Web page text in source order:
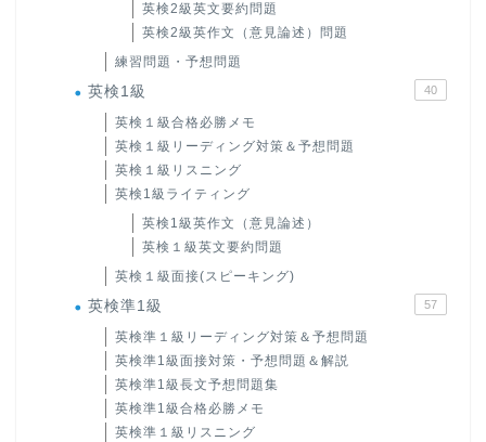
英検2級英文要約問題
英検2級英作文（意見論述）問題
練習問題・予想問題
英検1級 40
英検１級合格必勝メモ
英検１級リーディング対策＆予想問題
英検１級リスニング
英検1級ライティング
英検1級英作文（意見論述）
英検１級英文要約問題
英検１級面接(スピーキング)
英検準1級 57
英検準１級リーディング対策＆予想問題
英検準1級面接対策・予想問題＆解説
英検準1級長文予想問題集
英検準1級合格必勝メモ
英検準１級リスニング